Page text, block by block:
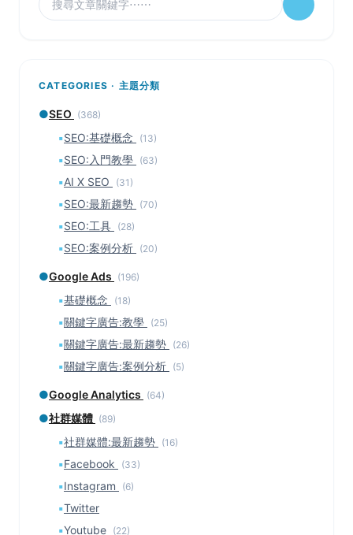
CATEGORIES · 主題分類
●SEO (368)
▪SEO:基礎概念 (13)
▪SEO:入門教學 (63)
▪AI X SEO (31)
▪SEO:最新趨勢 (70)
▪SEO:工具 (28)
▪SEO:案例分析 (20)
●Google Ads (196)
▪基礎概念 (18)
▪關鍵字廣告:教學 (25)
▪關鍵字廣告:最新趨勢 (26)
▪關鍵字廣告:案例分析 (5)
●Google Analytics (64)
●社群媒體 (89)
▪社群媒體:最新趨勢 (16)
▪Facebook (33)
▪Instagram (6)
▪Twitter
▪Youtube (22)